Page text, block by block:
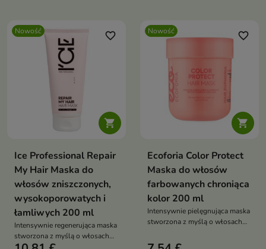
Nowość

favorite_border
Ice Professional Repair
My Hair Maska do
włosów zniszczonych,
wysokoporowatych i
łamliwych 200 ml
Intensywnie regenerująca maska
stworzona z myślą o włosach
wymagających odbudowy i
Nowość

favorite_border
Ecoforia Color Protect
Maska do włosów
farbowanych chroniąca
kolor 200 ml
Intensywnie pielęgnująca maska
stworzona z myślą o włosach